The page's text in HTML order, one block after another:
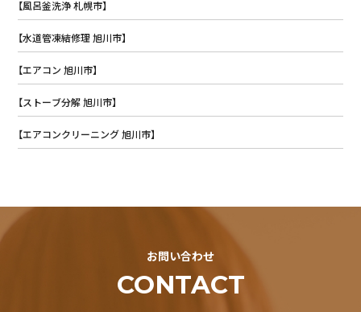
【風呂釜洗浄 札幌市】
【水道管凍結修理 旭川市】
【エアコン 旭川市】
【ストーブ分解 旭川市】
【エアコンクリーニング 旭川市】
お問い合わせ
CONTACT